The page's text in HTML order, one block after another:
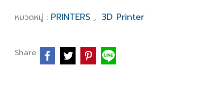
หมวดหมู่ : PRINTERS , 3D Printer
Share